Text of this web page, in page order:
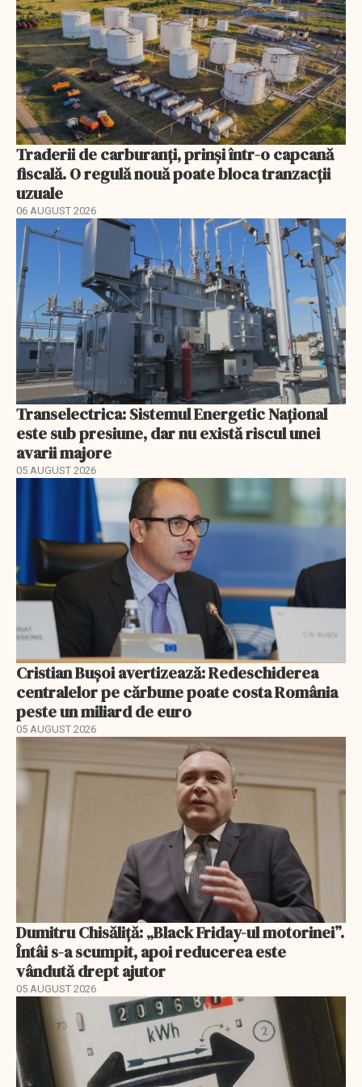
Traderii de carburanți, prinși într-o capcană
fiscală. O regulă nouă poate bloca tranzacții
uzuale
06 AUGUST 2026
Transelectrica: Sistemul Energetic Național
este sub presiune, dar nu există riscul unei
avarii majore
05 AUGUST 2026
Cristian Bușoi avertizează: Redeschiderea
centralelor pe cărbune poate costa România
peste un miliard de euro
05 AUGUST 2026
Dumitru Chisăliță: „Black Friday-ul motorinei”.
Întâi s-a scumpit, apoi reducerea este
vândută drept ajutor
05 AUGUST 2026